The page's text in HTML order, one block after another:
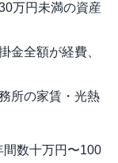
30万円未満の資産
掛金全額が経費、
所の家賃・光熱
間数十万円〜100